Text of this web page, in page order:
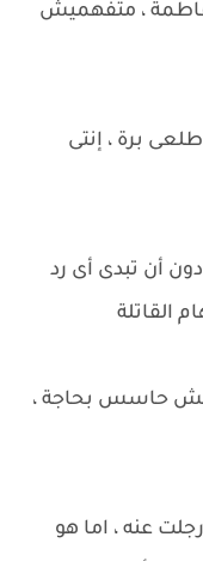
فاطمة ، متفهميش
برة ، إنتى
أن تبدى أى رد
القاتلة
مش حاسس بحاجة ،
عنه ، اما هو